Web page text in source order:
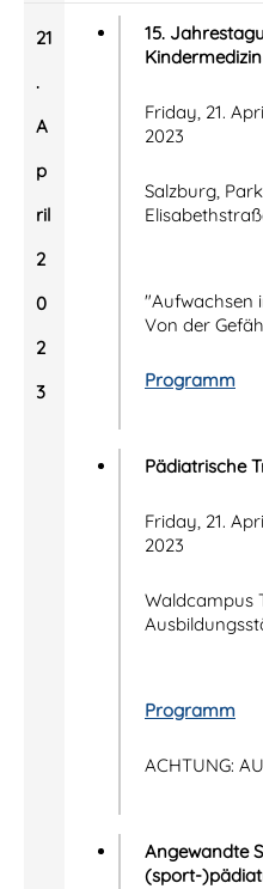
21
.
A
p
ril
2
0
2
3
15.
Kindermedizin
Friday, 21.
2023
Salzburg,
"Aufwachsen
Von der
Programm
Pädiatrische
Friday, 21.
2023
Waldcampus
Programm
ACHTUNG:
Angewandte
(sport-